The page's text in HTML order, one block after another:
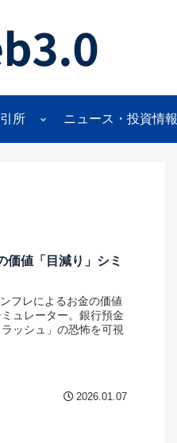
所 ニュース・投資情報
価値「目減り」シミ
フレによるお金の価値
ュレーター。銀行預金
ッシュ」の恐怖を可視
2026.01.07